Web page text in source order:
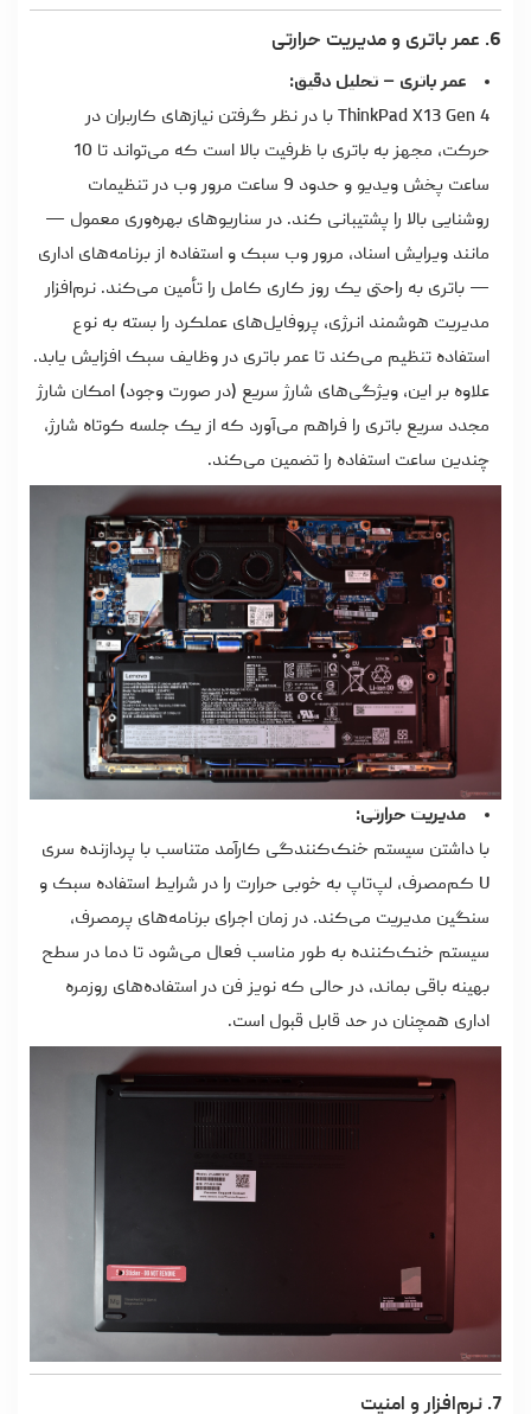
6. عمر باتری و مدیریت حرارتی
عمر باتری – تحلیل دقیق:
ThinkPad X13 Gen 4 با در نظر گرفتن نیازهای کاربران در
حرکت، مجهز به باتری با ظرفیت بالا است که می‌تواند تا 10
ساعت پخش ویدیو و حدود 9 ساعت مرور وب در تنظیمات
روشنایی بالا را پشتیبانی کند. در سناریوهای بهره‌وری معمول —
مانند ویرایش اسناد، مرور وب سبک و استفاده از برنامه‌های اداری
— باتری به راحتی یک روز کاری کامل را تأمین می‌کند. نرم‌افزار
مدیریت هوشمند انرژی، پروفایل‌های عملکرد را بسته به نوع
استفاده تنظیم می‌کند تا عمر باتری در وظایف سبک افزایش یابد.
علاوه بر این، ویژگی‌های شارژ سریع (در صورت وجود) امکان شارژ
مجدد سریع باتری را فراهم می‌آورد که از یک جلسه کوتاه شارژ،
چندین ساعت استفاده را تضمین می‌کند.
مدیریت حرارتی:
با داشتن سیستم خنک‌کنندگی کارآمد متناسب با پردازنده سری
U کم‌مصرف، لپ‌تاپ به خوبی حرارت را در شرایط استفاده سبک و
سنگین مدیریت می‌کند. در زمان اجرای برنامه‌های پرمصرف،
سیستم خنک‌کننده به طور مناسب فعال می‌شود تا دما در سطح
بهینه باقی بماند، در حالی که نویز فن در استفاده‌های روزمره
اداری همچنان در حد قابل قبول است.
7. نرم‌افزار و امنیت